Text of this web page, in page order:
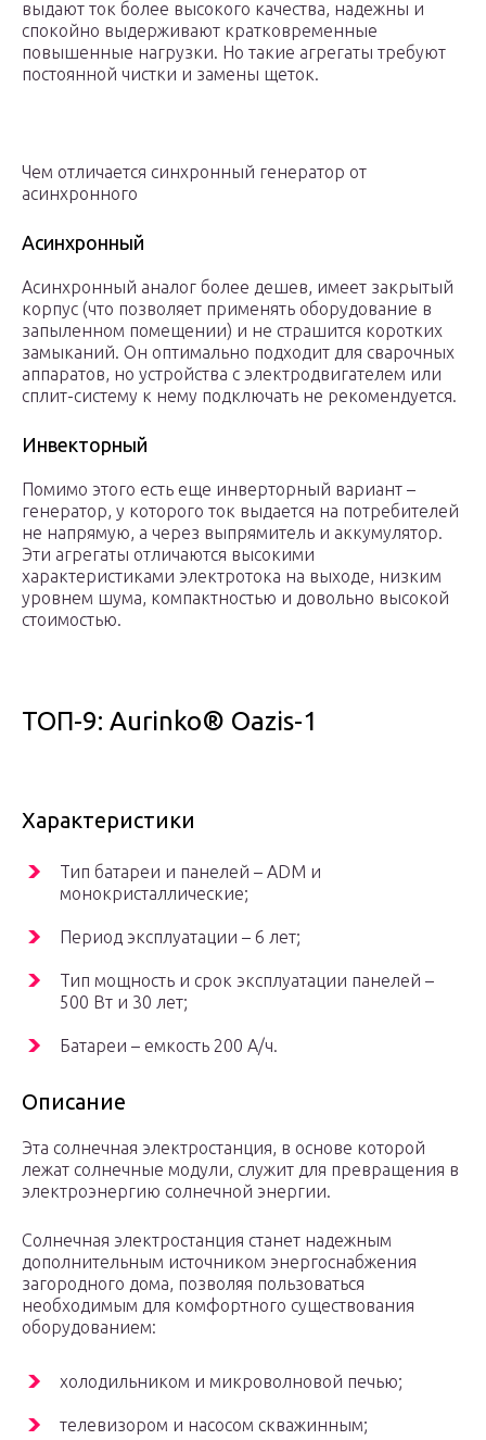
выдают ток более высокого качества, надежны и
спокойно выдерживают кратковременные
повышенные нагрузки. Но такие агрегаты требуют
постоянной чистки и замены щеток.
Чем отличается синхронный генератор от
асинхронного
Асинхронный
Асинхронный аналог более дешев, имеет закрытый
корпус (что позволяет применять оборудование в
запыленном помещении) и не страшится коротких
замыканий. Он оптимально подходит для сварочных
аппаратов, но устройства с электродвигателем или
сплит-систему к нему подключать не рекомендуется.
Инвекторный
Помимо этого есть еще инверторный вариант –
генератор, у которого ток выдается на потребителей
не напрямую, а через выпрямитель и аккумулятор.
Эти агрегаты отличаются высокими
характеристиками электротока на выходе, низким
уровнем шума, компактностью и довольно высокой
стоимостью.
ТОП-9: Aurinko® Oazis-1
Характеристики
Тип батареи и панелей – ADM и
монокристаллические;
Период эксплуатации – 6 лет;
Тип мощность и срок эксплуатации панелей –
500 Вт и 30 лет;
Батареи – емкость 200 А/ч.
Описание
Эта солнечная электростанция, в основе которой
лежат солнечные модули, служит для превращения в
электроэнергию солнечной энергии.
Солнечная электростанция станет надежным
дополнительным источником энергоснабжения
загородного дома, позволяя пользоваться
необходимым для комфортного существования
оборудованием:
холодильником и микроволновой печью;
телевизором и насосом скважинным;